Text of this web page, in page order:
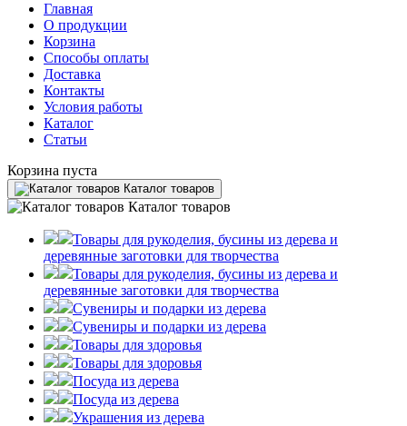
Главная
О продукции
Корзина
Способы оплаты
Доставка
Контакты
Условия работы
Каталог
Статьи
Корзина пуста
Каталог товаров
Каталог товаров
Товары для рукоделия, бусины из дерева и
деревянные заготовки для творчества
Товары для рукоделия, бусины из дерева и
деревянные заготовки для творчества
Сувениры и подарки из дерева
Сувениры и подарки из дерева
Товары для здоровья
Товары для здоровья
Посуда из дерева
Посуда из дерева
Украшения из дерева